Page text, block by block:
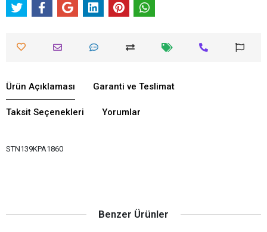
Ürün Açıklaması Garanti ve Teslimat
Taksit Seçenekleri Yorumlar
STN139KPA1860
Benzer Ürünler